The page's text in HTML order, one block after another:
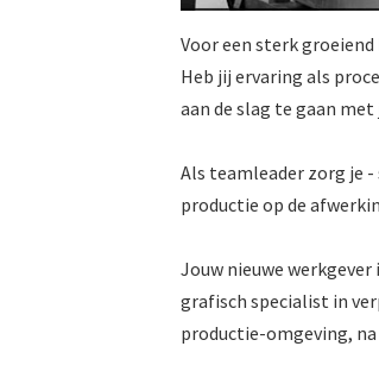
Voor een sterk
Heb jij ervaring als
aan de slag te gaan
Als teamleader zorg je
productie op de
Jouw nieuwe
grafisch specialist in
productie-omgeving,